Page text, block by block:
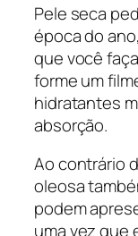
Pele seca
época do
que você
forme um
hidratantes
absorção.
Ao contrário
oleosa
podem
uma vez que